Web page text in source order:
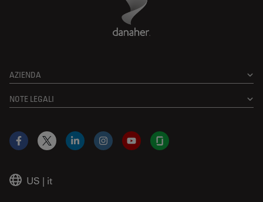
AZIENDA
NOTE LEGALI
US | it
Facebook
X LinkedInInstagramYouTubeGlassdoor